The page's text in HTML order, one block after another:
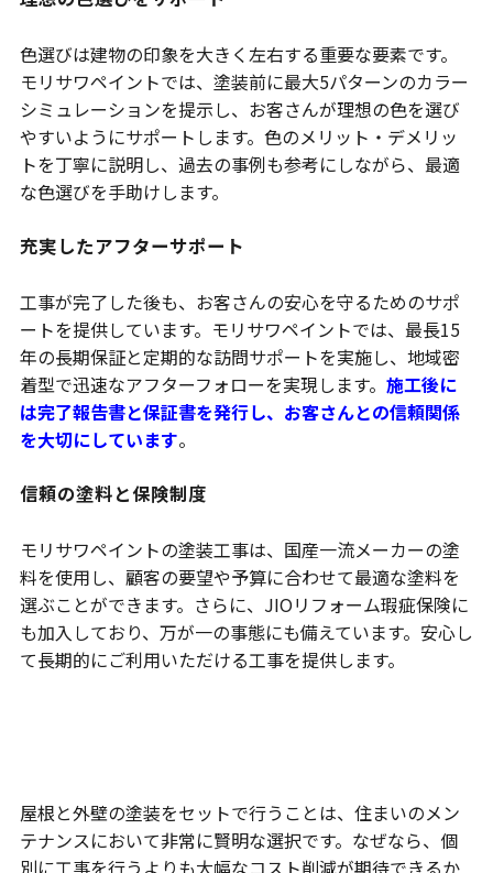
色選びは建物の印象を大きく左右する重要な要素です。
モリサワペイントでは、塗装前に最大5パターンのカラー
シミュレーションを提示し、お客さんが理想の色を選び
やすいようにサポートします。色のメリット・デメリッ
トを丁寧に説明し、過去の事例も参考にしながら、最適
な色選びを手助けします。
充実したアフターサポート
工事が完了した後も、お客さんの安心を守るためのサポ
ートを提供しています。モリサワペイントでは、最長15
年の長期保証と定期的な訪問サポートを実施し、地域密
着型で迅速なアフターフォローを実現します。 施工後に
は完了報告書と保証書を発行し、お客さんとの信頼関係
を大切にしています。
信頼の塗料と保険制度
モリサワペイントの塗装工事は、国産一流メーカーの塗
料を使用し、顧客の要望や予算に合わせて最適な塗料を
選ぶことができます。さらに、JIOリフォーム瑕疵保険に
も加入しており、万が一の事態にも備えています。安心し
て長期的にご利用いただける工事を提供します。
屋根と外壁の塗装をセットで行うことは、住まいのメン
テナンスにおいて非常に賢明な選択です。なぜなら、個
別に工事を行うよりも大幅なコスト削減が期待できるか